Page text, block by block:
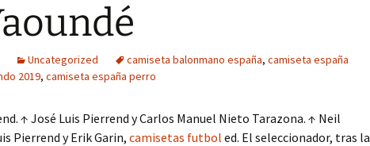
Uncategorized camiseta balonmano españa, camiseta españa
2019, camiseta españa perro
↑ José Luis Pierrend y Carlos Manuel Nieto Tarazona. ↑ Neil
Pierrend y Erik Garin, camisetas futbol ed. El seleccionador, tras la